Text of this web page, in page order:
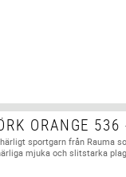
ORANGE
sportgarn från Rauma
mjuka och slitstarka